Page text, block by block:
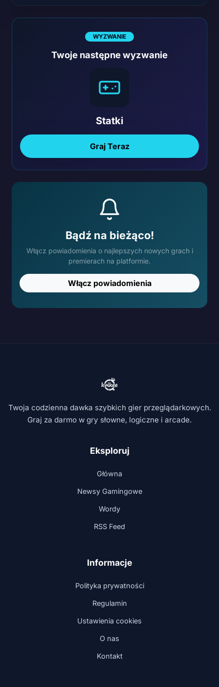
WYZWANIE
Twoje następne wyzwanie
Statki
Graj Teraz
Bądź na bieżąco!
Włącz powiadomienia o najlepszych nowych grach i
premierach na platformie.
Włącz powiadomienia
Twoja codzienna dawka szybkich gier przeglądarkowych.
Graj za darmo w gry słowne, logiczne i arcade.
Eksploruj
Główna
Newsy Gamingowe
Wordy
RSS Feed
Informacje
Polityka prywatności
Regulamin
Ustawienia cookies
O nas
Kontakt